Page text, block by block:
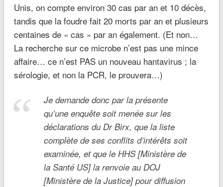
Unis, on compte environ 30 cas par an et 10 décès,
tandis que la foudre fait 20 morts par an et plusieurs
centaines de « cas » par an également. (Et non…
La recherche sur ce microbe n’est pas une mince
affaire… ce n’est PAS un nouveau hantavirus ; la
sérologie, et non la PCR, le prouvera…)
Je demande donc par la présente
qu’une enquête soit menée sur les
déclarations du Dr Birx, que la liste
complète de ses conflits d’intérêts soit
examinée, et que le HHS [Ministère de
la Santé US] la renvoie au DOJ
[Ministère de la Justice] pour diffusion